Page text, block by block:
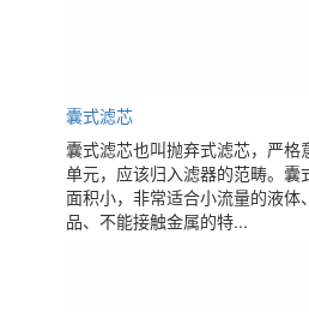
囊式滤芯
囊式滤芯也叫抛弃式滤芯，严格
单元，应该归入滤器的范畴。囊
面积小，非常适合小流量的液体
品、不能接触金属的特...